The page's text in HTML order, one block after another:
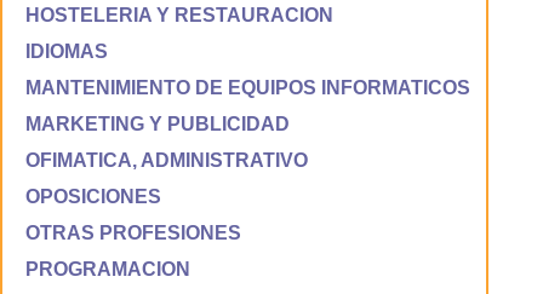
HOSTELERIA Y RESTAURACION
IDIOMAS
MANTENIMIENTO DE EQUIPOS INFORMATICOS
MARKETING Y PUBLICIDAD
OFIMATICA, ADMINISTRATIVO
OPOSICIONES
OTRAS PROFESIONES
PROGRAMACION